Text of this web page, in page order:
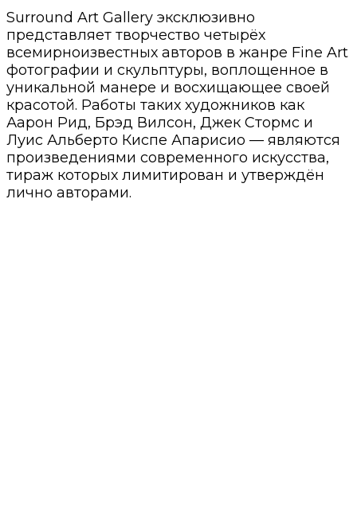
Surround Art Gallery эксклюзивно
представляет творчество четырёх
всемирноизвестных авторов в жанре Fine Art
фотографии и скульптуры, воплощенное в
уникальной манере и восхищающее своей
красотой. Работы таких художников как
Аарон Рид, Брэд Вилсон, Джек Стормс и
Луис Альберто Киспе Апарисио — являются
произведениями современного искусства,
тираж которых лимитирован и утверждён
лично авторами.